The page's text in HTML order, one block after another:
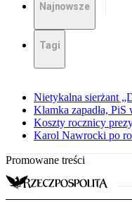
Najnowsze
Tagi
Nietykalna sierżant
Klamka zapadła,
Koszty rocznicy
Karol Nawrocki po
Promowane treści